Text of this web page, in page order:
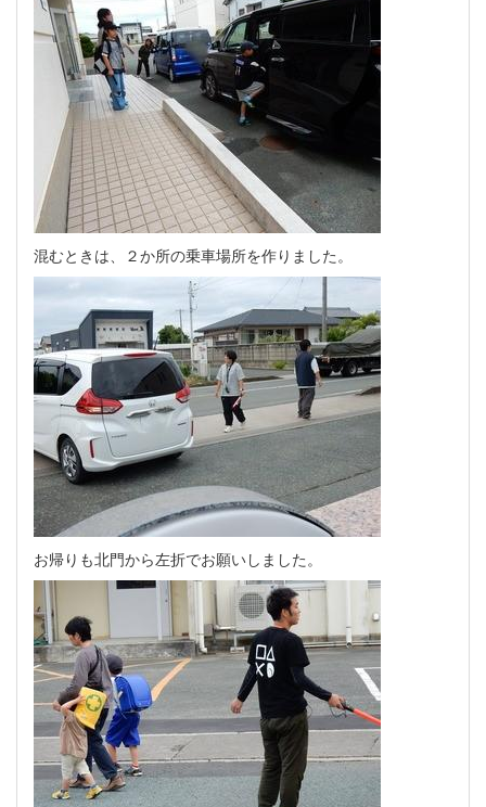
混むときは、２か所の乗車場所を作りました。
お帰りも北門から左折でお願いしました。